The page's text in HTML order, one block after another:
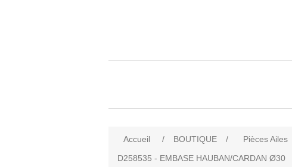
Accueil / BOUTIQUE / Pièces Ailes
D258535 - EMBASE HAUBAN/CARDAN Ø30